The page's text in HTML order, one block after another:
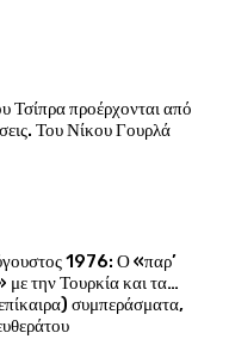
Τσίπρα προέρχονται από
Του Νίκου Γουρλά
1976: Ο «παρ’
με την Τουρκία και τα…
συμπεράσματα,